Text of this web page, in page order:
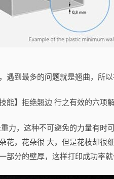
到最多的问题就是翘曲，所以
】拒绝翘边 行之有效的六项解
，这种不可避免的力量有时可
花，花朵很 大，但是花枝却很
部分的壁厚，这样打印成功率就